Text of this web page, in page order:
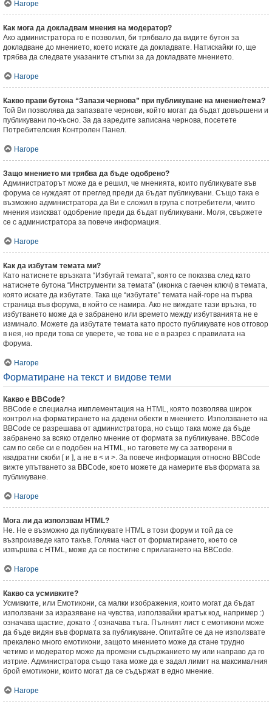
Нагоре
Как мога да докладвам мнения на модератор?
Ако администратора го е позволил, би трябвало да видите бутон за
докладване до мнението, което искате да докладвате. Натискайки го, ще
трябва да следвате указаните стъпки за да докладвате мнението.
Нагоре
Какво прави бутона “Запази чернова” при публикуване на мнение/тема?
Той Ви позволява да запазвате чернови, който могат да бъдат довършени и
публикувани по-късно. За да заредите записана чернова, посетете
Потребителския Контролен Панел.
Нагоре
Защо мнението ми трябва да бъде одобрено?
Администраторът може да е решил, че мненията, които публикувате във
форума се нуждаят от преглед преди да бъдат публикувани. Също така е
възможно администратора да Ви е сложил в група с потребители, чиито
мнения изискват одобрение преди да бъдат публикувани. Моля, свържете
се с администратора за повече информация.
Нагоре
Как да избутам темата ми?
Като натиснете връзката “Избутай темата”, която се показва след като
натиснете бутона “Инструменти за темата” (иконка с гаечен ключ) в темата,
която искате да избутате. Така ще “избутате” темата най-горе на първа
страница във форума, в който се намира. Ако не виждате тази връзка, то
избутването може да е забранено или времето между избутванията не е
изминало. Можете да избутате темата като просто публикувате нов отговор
в нея, но преди това се уверете, че това не е в разрез с правилата на
форума.
Нагоре
Форматиране на текст и видове теми
Какво е BBCode?
BBCode е специална имплементация на HTML, която позволява широк
контрол на форматирането на дадени обекти в мнението. Използването на
BBCode се разрешава от администратора, но също така може да бъде
забранено за всяко отделно мнение от формата за публикуване. BBCode
сам по себе си е подобен на HTML, но таговете му са затворени в
квадратни скоби [ и ], а не в < и >. За повече информация относно BBCode
вижте упътването за BBCode, което можете да намерите във формата за
публикуване.
Нагоре
Мога ли да използвам HTML?
Не. Не е възможно да публикувате HTML в този форум и той да се
възпроизведе като такъв. Голяма част от форматирането, което се
извършва с HTML, може да се постигне с прилагането на BBCode.
Нагоре
Какво са усмивките?
Усмивките, или Емотикони, са малки изображения, които могат да бъдат
използвани за изразяване на чувства, използвайки кратък код, например :)
означава щастие, докато :( означава тъга. Пълният лист с емотикони може
да бъде видян във формата за публикуване. Опитайте се да не използвате
прекалено много емотикони, защото мнението може да стане трудно
четимо и модератор може да промени съдържанието му или направо да го
изтрие. Администратора също така може да е задал лимит на максималния
брой емотикони, които могат да се съдържат в едно мнение.
Нагоре